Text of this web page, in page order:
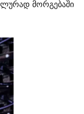
მორგებაში